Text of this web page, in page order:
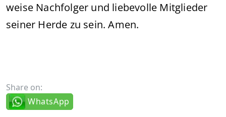
weise Nachfolger und liebevolle Mitglieder
seiner Herde zu sein. Amen.
Share on:
WhatsApp